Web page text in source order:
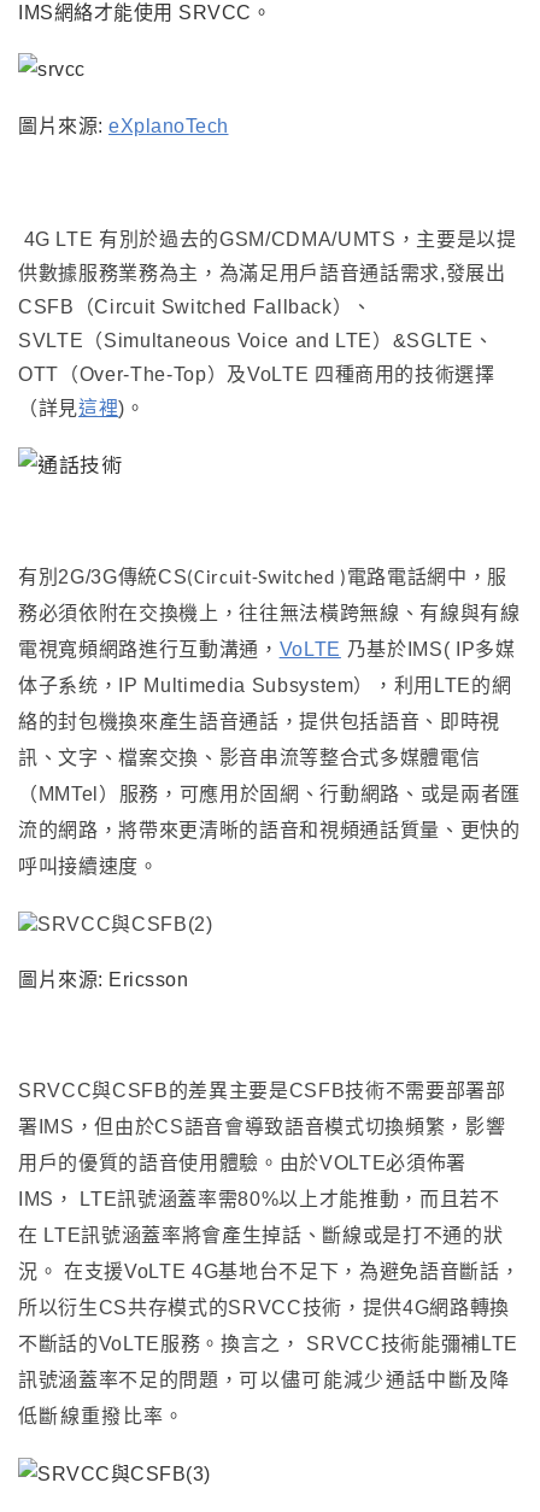
IMS網絡才能使用 SRVCC 。
圖片來源: eXplanoTech
4G LTE 有別於過去的GSM/CDMA/UMTS ， 主要是以提
供數據服務業務為主 ， 為滿足用戶語音通話需求,發展出
CSFB（Circuit Switched Fallback）、
SVLTE（Simultaneous Voice and LTE）&SGLTE、
OTT（Over-The-Top）及VoLTE 四種商用的技術選擇
（詳見這裡) 。
有別2G/3G傳統CS(Circuit-Switched )電路電話網中，服
務必須依附在交換機上，往往無法橫跨無線、有線與有線
電視寬頻網路進行互動溝通 ， VoLTE 乃基於IMS( IP多媒
体子系统 ， IP Multimedia Subsystem） ， 利用LTE的網
絡的封包機換來產生語音通話 ，提供包括語音、即時視
訊、文字、檔案交換、影音串流等整合式多媒體電信
（MMTel） 服務，可應用於固網、行動網路、或是兩者匯
流的網路 ，將帶來更清晰的語音和視頻通話質量、更快的
呼叫接續速度。
圖片來源: Ericsson
SRVCC與CSFB的差異主要是CSFB技術不需要部署部
署IMS，但由於CS語音會導致語音模式切換頻繁，影響
用戶的優質的語音使用體驗。 由於VOLTE必須佈署
IMS ， LTE訊號涵蓋率需80%以上才能推動 ，而且若不
在 LTE訊號涵蓋率將會產生掉話、斷線或是打不通的狀
況 。 在支援VoLTE 4G基地台不足下 ，為避免語音斷話 ，
所以衍生CS共存模式的SRVCC技術 ， 提供4G網路轉換
不斷話的VoLTE服務。 換言之 ， SRVCC技術能彌補 LTE
訊號涵蓋率不足的問題 ， 可以儘可能減少通話中斷及降
低斷線重撥比率。